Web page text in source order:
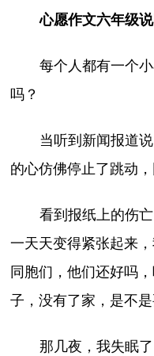
心愿作文六年级
每个人都有一个
吗？
当听到新闻报道
的心仿佛停止了跳动
看到报纸上的伤
一天天变得紧张起来
同胞们，他们还好吗
子，没有了家，是不
那几夜，我失眠